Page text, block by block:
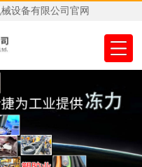
设备有限公司官网